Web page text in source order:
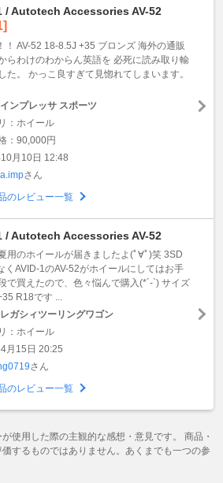
/ Autotech Accessories AV-52
！ AV-52 18-8.5J +35 ブロンズ 海外の通販
らわけのわからん英語を 必死に読み取り輸
た。 かっこ良すぎて見惚れてしまいます。
ンプレッサ スポーツ
：ホイール
：90,000円
月10日 12:48
さん
のレビュー一覧
/ Autotech Accessories AV-52
用のホイールが届きましたよ(ﾟ∀ﾟ)笑 3SD
くAVID-1のAV-52がホイールにしてはお手
で買えたので、色々悩んで購入(*´-`) サイズ
R18です ...
ガシィツーリングワゴン
：ホイール
月15日 20:25
さん
のレビュー一覧
使用した際の主観的な感想・意見です。 商品・
するものではありません。あくまでも一つの参